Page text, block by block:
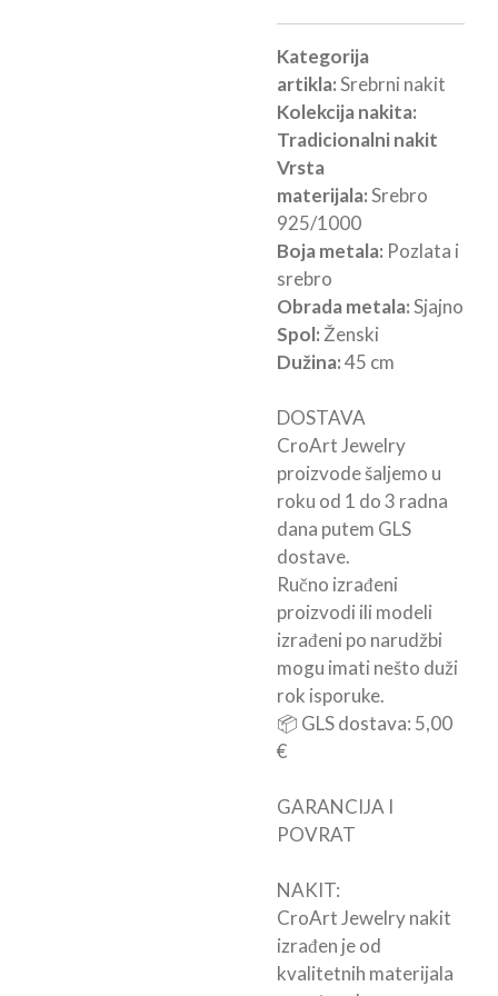
Kategorija
artikla:Srebrni nakit
Kolekcija nakita:
Tradicionalni nakit
Vrsta
materijala:Srebro
925/1000
Boja metala: Pozlata i
srebro
Obrada metala:Sjajno
Spol: Ženski
Dužina:45 cm
DOSTAVA
CroArt Jewelry
proizvode šaljemo u
roku od 1 do 3 radna
dana putem GLS
dostave.
Ručno izrađeni
proizvodi ili modeli
izrađeni po narudžbi
mogu imati nešto duži
rok isporuke.
📦 GLS dostava: 5,00
€
GARANCIJA I
POVRAT
NAKIT:
CroArt Jewelry nakit
izrađen je od
kvalitetnih materijala